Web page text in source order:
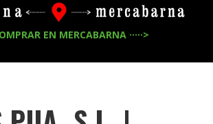
EN MERCABARNA ·····>